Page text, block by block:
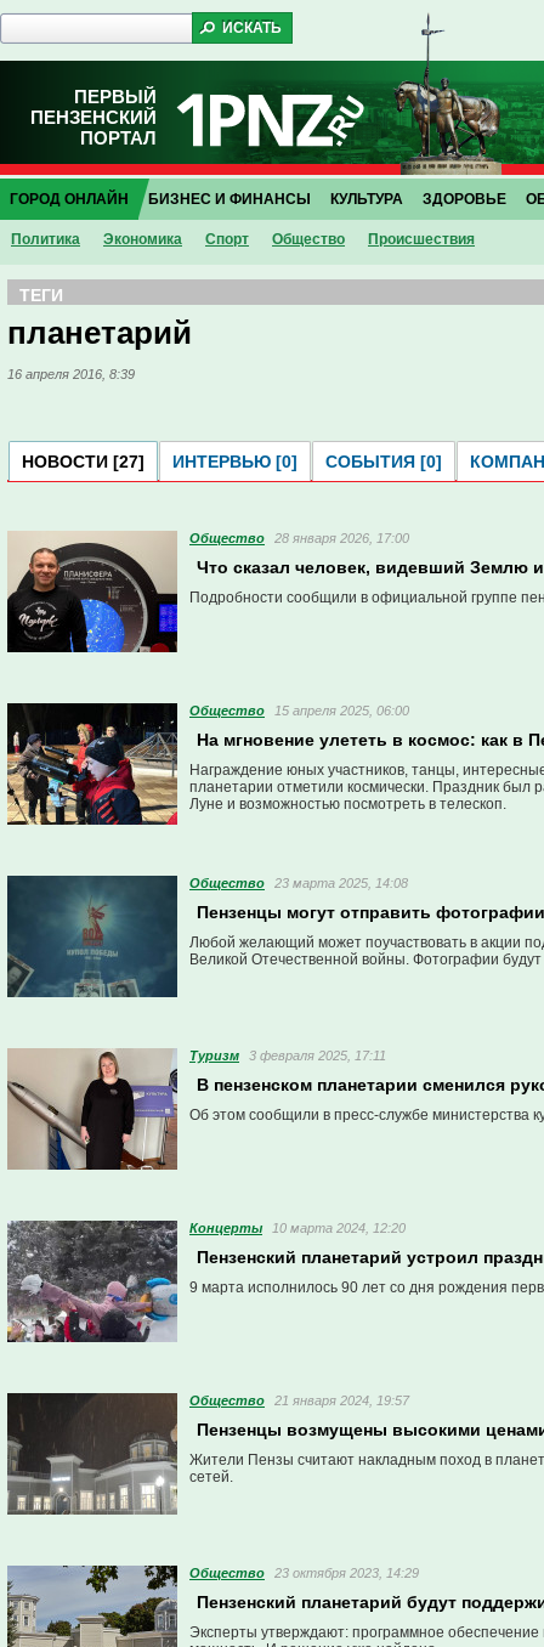
ПЕРВЫЙ
ПЕНЗЕНСКИЙ
ПОРТАЛ
ГОРОД ОНЛАЙН
Политика Экономика Спорт Общество Проиcшествия
БИЗНЕС И ФИНАНСЫ КУЛЬТУРА ЗДОРОВЬЕ
ТЕГИ
планетарий
16 апреля 2016, 8:39
НОВОСТИ [27] ИНТЕРВЬЮ [0] СОБЫТИЯ [0]
Общество 28 января 2026, 17:00
Что сказал человек, видевший Землю
Подробности сообщили в официальной группе
Общество 15 апреля 2025, 06:00
На мгновение улететь в космос: как в
Награждение юных участников, танцы,
планетарии отметили космически. Праздник был
Луне и возможностью посмотреть в телескоп.
Общество 23 марта 2025, 14:08
Пензенцы могут отправить
Любой желающий может поучаствовать в акции
Великой Отечественной войны. Фотографии
Туризм 3 февраля 2025, 17:11
В пензенском планетарии сменился
Об этом сообщили в пресс-службе министерства
Концерты 10 марта 2024, 12:20
Пензенский планетарий устроил
9 марта исполнилось 90 лет со дня рождения
Общество 21 января 2024, 19:57
Пензенцы возмущены высокими
Жители Пензы считают накладным поход в
сетей.
Общество 23 октября 2023, 14:29
Пензенский планетарий будут
Эксперты утверждают: программное обеспечение